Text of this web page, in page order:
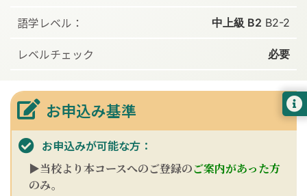
語学レベル： 中上級 B2 B2-2
レベルチェック 必要
お申込み基準
お申込みが可能な方：
▶当校より本コースへのご登録のご案内があった方
のみ。